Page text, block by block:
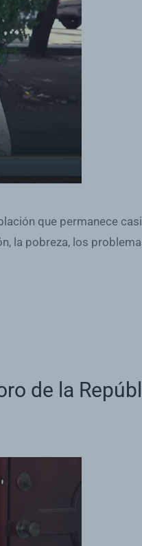
que permanece
la pobreza, los
de la